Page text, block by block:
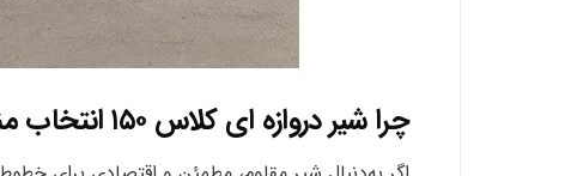
چرا شیر دروازه‌ ای کلاس ۱۵۰ انتخاب مناسبی است؟